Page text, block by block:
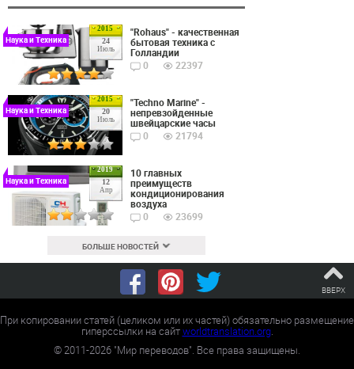
2015
24
Июль
Наука и Техника
"Rohaus" - качественная
бытовая техника с
Голландии
0
22397
2015
20
Июль
Наука и Техника
"Techno Marine" -
непревзойденные
швейцарские часы
0
21794
2019
12
Апр
Наука и Техника
10 главных
преимуществ
кондиционирования
воздуха
0
23699
БОЛЬШЕ НОВОСТЕЙ
ВВЕРХ
При копировании статей (целиком или их частей) обязательно размещение
гиперссылки на сайтworldtranslation.org.
©2011-2026 "Мир переводов". Все права защищены.